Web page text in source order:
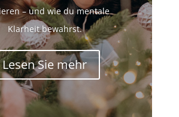
– und wie du mentale
Klarheit bewahrst.
Lesen Sie mehr